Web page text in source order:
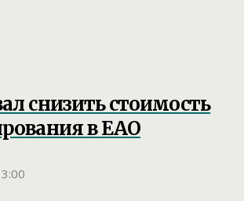
снизить стоимость
в ЕАО